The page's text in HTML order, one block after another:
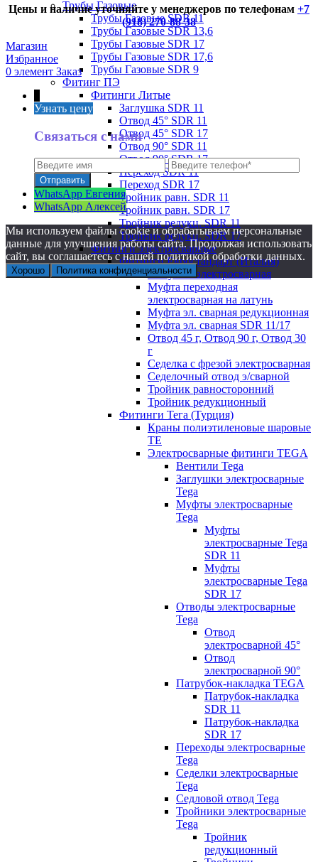
Трубы Газовые
Трубы Газовые SDR 11
Трубы Газовые SDR 13,6
Трубы Газовые SDR 17
Трубы Газовые SDR 17,6
Трубы Газовые SDR 9
Фитинг ПЭ
Фитинги Литые
Заглушка SDR 11
Отвод 45° SDR 11
Отвод 45° SDR 17
Отвод 90° SDR 11
Отвод 90° SDR 17
Переход SDR 11
Переход SDR 17
Тройник равн. SDR 11
Тройник равн. SDR 17
Тройник редукц. SDR 11
Тройник редукц. SDR 17
Фитинги электросварные
Фитинги Евростандарт (Италия)
Заглушка электросварная
Муфта переходная
электросварная на латунь
Муфта эл. cварная редукционная
Муфта эл. сварная SDR 11/17
Отвод 45 г, Отвод 90 г, Отвод 30
г
Седелка с фрезой электросварная
Седелочный отвод э/сварной
Тройник равносторонний
Тройник редукционный
Фитинги Тега (Турция)
Краны полиэтиленовые шаровые
TE
Электросварные фитинги TEGA
Вентили Tega
Заглушки электросварные
Tega
Муфты электросварные
Tega
Муфты
электросварные Tega
SDR 11
Муфты
электросварные Tega
SDR 17
Отводы электросварные
Tega
Отвод
электросварной 45°
Отвод
электросварной 90°
Патрубок-накладка TEGA
Патрубок-накладка
SDR 11
Патрубок-накладка
SDR 17
Переходы электросварные
Tega
Седелки электросварные
Tega
Седловой отвод Tega
Тройники электросварные
Tega
Тройник
редукционный
Цены и наличие уточняйте у менеджеров по телефонам +7
(918) 270-88-38
Магазин
Избранное
0 элемент Заказ
Узнать цену
Связаться с нами
WhatsApp Евгения
WhatsApp Алексей
Мы используем файлы cookie и обрабатываем персональные
данные для улучшения работы сайта. Продолжая использовать
сайт, вы соглашаетесь с нашей политикой обработки данных.
Хорошо Политика конфиденциальности